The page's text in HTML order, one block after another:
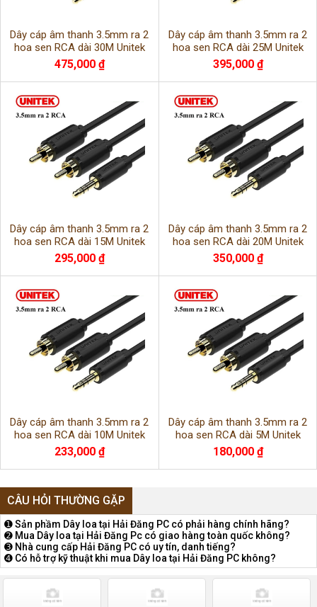
Dây cáp âm thanh 3.5mm ra 2
hoa sen RCA dài 30M Unitek
C9028BK
475,000 ₫
Dây cáp âm thanh 3.5mm ra 2
hoa sen RCA dài 25M Unitek
C9027BK
395,000 ₫
Dây cáp âm thanh 3.5mm ra 2
hoa sen RCA dài 15M Unitek
C9025BK
295,000 ₫
Dây cáp âm thanh 3.5mm ra 2
hoa sen RCA dài 20M Unitek
C9026BK
350,000 ₫
Dây cáp âm thanh 3.5mm ra 2
hoa sen RCA dài 10M Unitek
C9024BK
233,000 ₫
Dây cáp âm thanh 3.5mm ra 2
hoa sen RCA dài 5M Unitek
180,000 ₫
CÂU HỎI THƯỜNG GẶP
➊ Sản phầm Dây loa tại Hải Đăng PC có phải hàng chính hãng?
➋ Mua Dây loa tại Hải Đăng Pc có giao hàng toàn quốc không?
➌ Nhà cung cấp Hải Đăng PC có uy tín, danh tiếng?
➍ Có hỗ trợ kỹ thuật khi mua Dây loa tại Hải Đăng PC không?